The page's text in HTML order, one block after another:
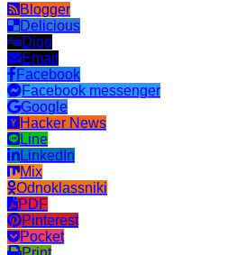
Blogger
Delicious
Digg
Email
Facebook
Facebook messenger
Google
Hacker News
Line
LinkedIn
Mix
Odnoklassniki
PDF
Pinterest
Pocket